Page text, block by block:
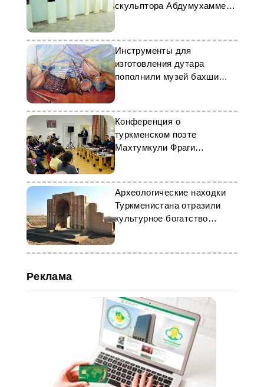
скульптора Абдумухаммета
Инструменты для
изготовления дутара
пополнили музей бахши
Дашогуза
Конференция о
туркменском поэте
Махтумкули Фраги
состоялась в Венской
дипакадемии
Археологические находки
Туркменистана отразили
культурное богатство
страны
Реклама